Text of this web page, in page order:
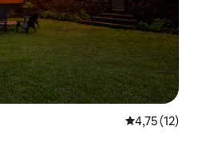
Note
4,75 (12)